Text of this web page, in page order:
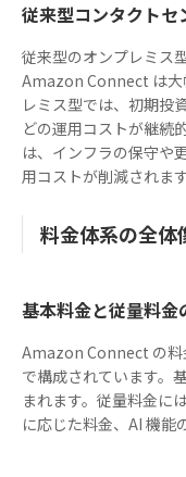
従来型コンタクトセ
従来型のオンプレミス
Amazon Connect は大
レミス型では、初期投
どの運用コストが継続
は、インフラの保守や
用コストが削減されます
料金体系の全体
基本料金と従量料金
Amazon Connect の料
で構成されています。
まれます。従量料金に
に応じた料金、AI 機能